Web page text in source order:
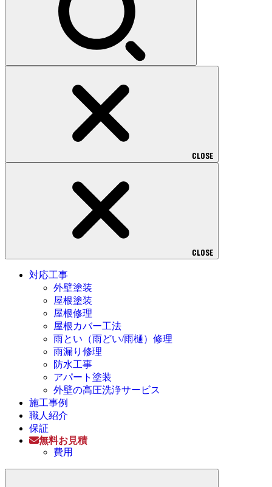
CLOSE
CLOSE
対応工事
外壁塗装
屋根塗装
屋根修理
屋根カバー工法
雨とい（雨どい/雨樋）修理
雨漏り修理
防水工事
アパート塗装
外壁の高圧洗浄サービス
施工事例
職人紹介
保証
無料お見積
費用